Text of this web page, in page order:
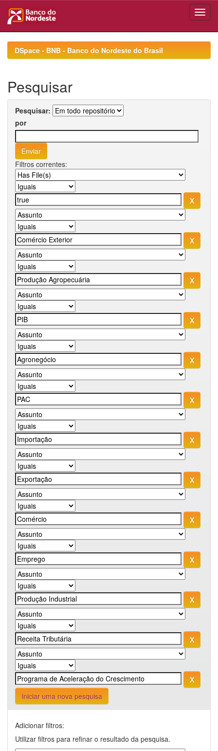
navigationDSpace - BNB - Banco do Nordeste do Brasil
Pesquisar
Pesquisar:
por
Filtros correntes:
Iniciar uma nova pesquisa
Adicionar filtros:
Utilizar filtros para refinar o resultado da pesquisa.